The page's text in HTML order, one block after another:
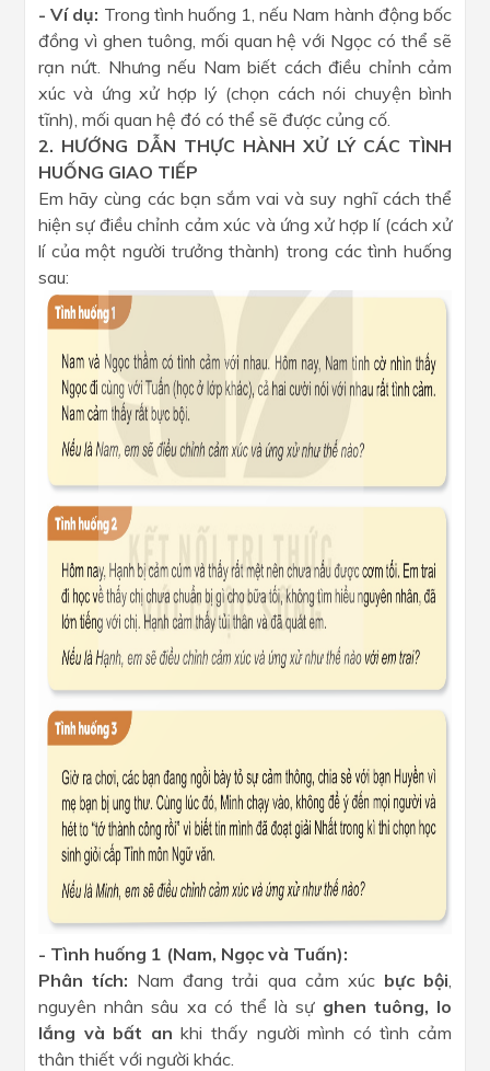
- Ví dụ: Trong tình huống 1, nếu Nam hành động bốc
đồng vì ghen tuông, mối quan hệ với Ngọc có thể sẽ
rạn nứt. Nhưng nếu Nam biết cách điều chỉnh cảm
xúc và ứng xử hợp lý (chọn cách nói chuyện bình
tĩnh), mối quan hệ đó có thể sẽ được củng cố.
2. HƯỚNG DẪN THỰC HÀNH XỬ LÝ CÁC TÌNH
HUỐNG GIAO TIẾP
Em hãy cùng các bạn sắm vai và suy nghĩ cách thể
hiện sự điều chỉnh cảm xúc và ứng xử hợp lí (cách xử
lí của một người trưởng thành) trong các tình huống
sau:
- Tình huống 1 (Nam, Ngọc và Tuấn):
Phân tích: Nam đang trải qua cảm xúc bực bội,
nguyên nhân sâu xa có thể là sự ghen tuông, lo
lắng và bất an khi thấy người mình có tình cảm
thân thiết với người khác.